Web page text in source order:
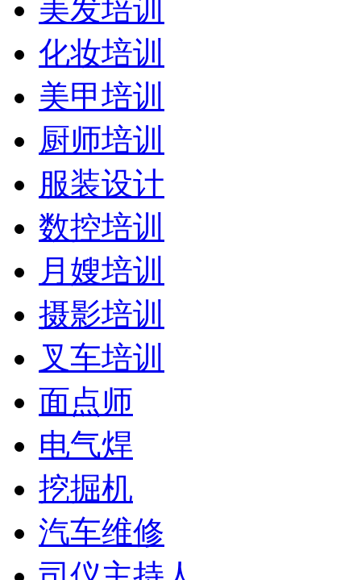
美发培训
化妆培训
美甲培训
厨师培训
服装设计
数控培训
月嫂培训
摄影培训
叉车培训
面点师
电气焊
挖掘机
汽车维修